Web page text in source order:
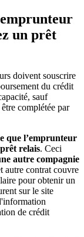
un prêt
doivent souscrire
du crédit
sauf
complétée par
que l’emprunteur
relais. Ceci
autre compagnie
autre contrat couvre
pour obtenir un
sur le site
de crédit